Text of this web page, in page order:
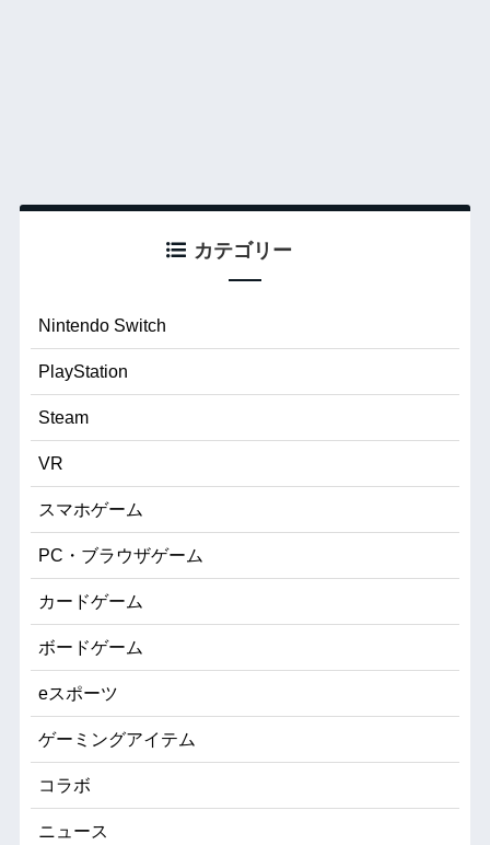
カテゴリー
Nintendo Switch
PlayStation
Steam
VR
スマホゲーム
PC・ブラウザゲーム
カードゲーム
ボードゲーム
eスポーツ
ゲーミングアイテム
コラボ
ニュース